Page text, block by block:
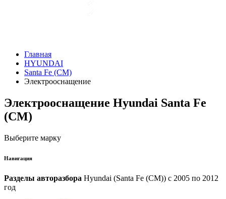
Главная
HYUNDAI
Santa Fe (CM)
Электрооснащение
Электрооснащение Hyundai Santa Fe
(CM)
Выберите марку
Навигация
Разделы авторазбора Hyundai (Santa Fe (CM)) с 2005 по 2012
год